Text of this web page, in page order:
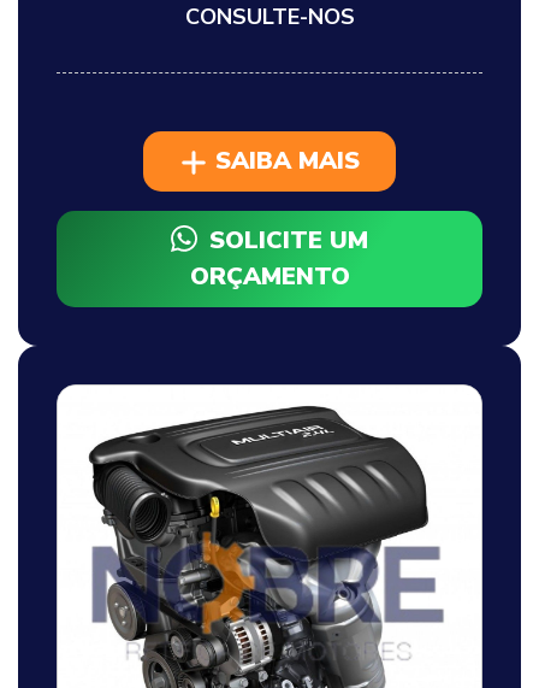
CONSULTE-NOS
SAIBA MAIS
SOLICITE UM
ORÇAMENTO